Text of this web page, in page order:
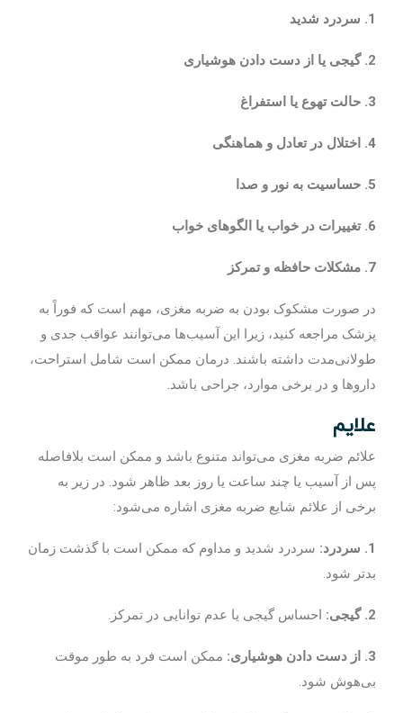
1. سردرد شدید
2. گیجی یا از دست دادن هوشیاری
3. حالت تهوع یا استفراغ
4. اختلال در تعادل و هماهنگی
5. حساسیت به نور و صدا
6. تغییرات در خواب یا الگوهای خواب
7. مشکلات حافظه و تمرکز
در صورت مشکوک بودن به ضربه مغزی، مهم است که فوراً به
پزشک مراجعه کنید، زیرا این آسیب‌ها می‌توانند عواقب جدی و
طولانی‌مدت داشته باشند. درمان ممکن است شامل استراحت،
داروها و در برخی موارد، جراحی باشد.
علایم
علائم ضربه مغزی می‌تواند متنوع باشد و ممکن است بلافاصله
پس از آسیب یا چند ساعت یا روز بعد ظاهر شود. در زیر به
برخی از علائم شایع ضربه مغزی اشاره می‌شود:
1. سردرد:
سردرد شدید و مداوم که ممکن است با گذشت زمان
بدتر شود.
2. گیجی: احساس گیجی یا عدم توانایی در تمرکز.
3. از دست دادن هوشیاری:
ممکن است فرد به طور موقت
بی‌هوش شود.